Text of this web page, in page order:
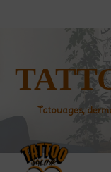
Tatouages,